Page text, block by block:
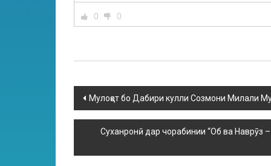
0 0
Мулоқот бо Дабири кулли Созмони Милали
Суханронӣ дар чорабинии “Об ва Наврӯз